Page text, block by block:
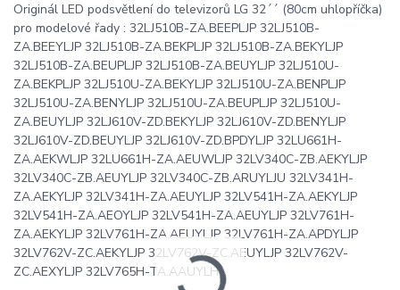
Originál LED podsvětlení do televizorů LG 32´´ (80cm uhlopříčka)
pro modelové řady : 32LJ510B-ZA.BEEPLJP 32LJ510B-
ZA.BEEYLJP 32LJ510B-ZA.BEKPLJP 32LJ510B-ZA.BEKYLJP
32LJ510B-ZA.BEUPLJP 32LJ510B-ZA.BEUYLJP 32LJ510U-
ZA.BEKPLJP 32LJ510U-ZA.BEKYLJP 32LJ510U-ZA.BENPLJP
32LJ510U-ZA.BENYLJP 32LJ510U-ZA.BEUPLJP 32LJ510U-
ZA.BEUYLJP 32LJ610V-ZD.BEKYLJP 32LJ610V-ZD.BENYLJP
32LJ610V-ZD.BEUYLJP 32LJ610V-ZD.BPDYLJP 32LU661H-
ZA.AEKWLJP 32LU661H-ZA.AEUWLJP 32LV340C-ZB.AEKYLJP
32LV340C-ZB.AEUYLJP 32LV340C-ZB.ARUYLJU 32LV341H-
ZA.AEKYLJP 32LV341H-ZA.AEUYLJP 32LV541H-ZA.AEKYLJP
32LV541H-ZA.AEOYLJP 32LV541H-ZA.AEUYLJP 32LV761H-
ZA.AEKYLJP 32LV761H-ZA.AEUYLJP 32LV761H-ZA.APDYLJP
32LV762V-ZC.AEKYLJP 32LV762V-ZC.AEUYLJP 32LV762V-
ZC.AEXYLJP 32LV765H-TA.AAUYLH